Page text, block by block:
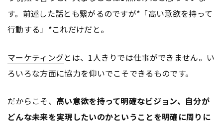
す。前述した話とも繋がるのですが*「高い意欲を持って
行動する」*これだけだと。
マーケティングとは、1人きりでは仕事ができません。い
ろいろな方面に協力を仰いでこそできるものです。
だからこそ、 高い意欲を持って明確なビジョン、自分が
どんな未来を実現したいのかということを明確に周りに